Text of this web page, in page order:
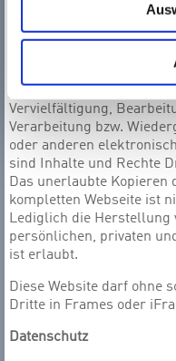
Inhalte unterliegen dem
Leistungsschutzrecht.
Leistungsschutzrecht
Vervielfältigung,
Verarbeitung bzw.
oder anderen
sind Inhalte und Rechte
Das unerlaubte Kopieren
kompletten Webseite ist
Lediglich die Herstellung
persönlichen, privaten
ist erlaubt.
Diese Website darf ohne
Dritte in Frames oder
Datenschutz